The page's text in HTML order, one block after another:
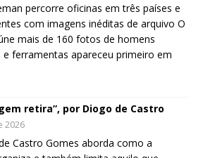
percorre oficinas em três países e
com imagens inéditas de arquivo O
mais de 160 fotos de homens
ferramentas apareceu primeiro em
retira”, por Diogo de Castro
2026
Castro Gomes aborda como a